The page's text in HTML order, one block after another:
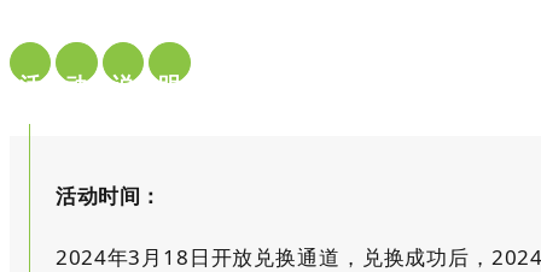
活 动 说 明
活动时间：
2024年3月18日开放兑换通道，兑换成功后，